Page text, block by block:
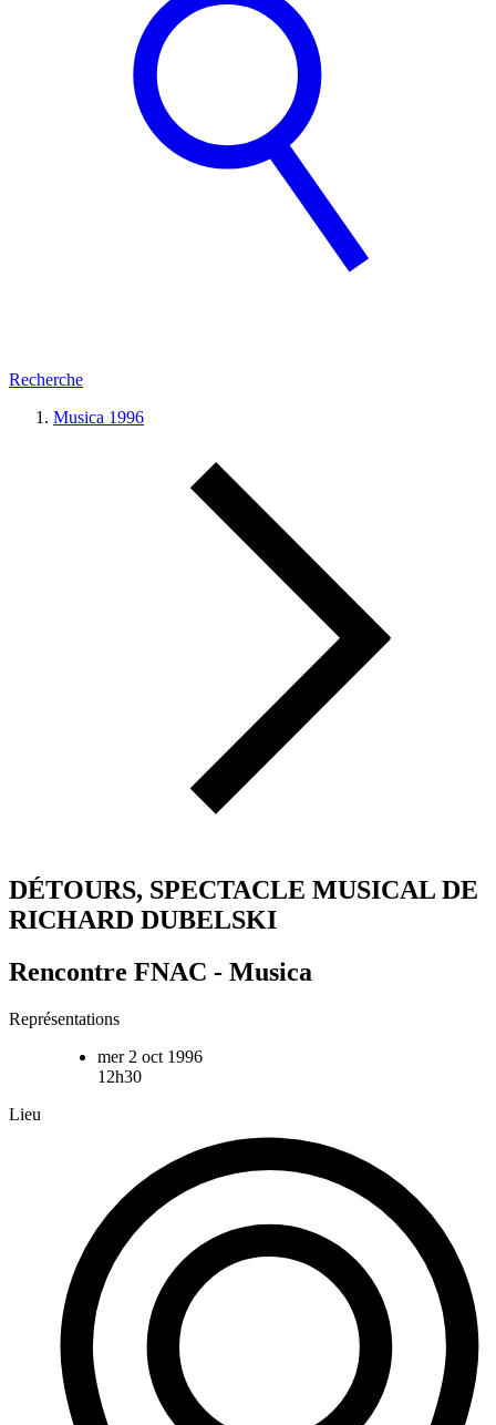
Recherche
Musica 1996
DÉTOURS, SPECTACLE MUSICAL DE
RICHARD DUBELSKI
Rencontre FNAC - Musica
Représentations
mer 2 oct 1996
12h30
Lieu